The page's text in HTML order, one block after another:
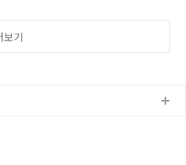
서대문형무소역사관
국..
보기